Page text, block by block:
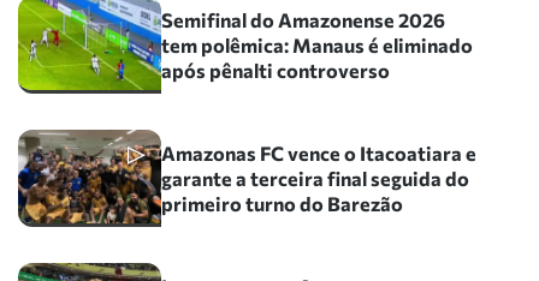
Semifinal do Amazonense 2026
tem polêmica: Manaus é eliminado
após pênalti controverso
Amazonas FC vence o Itacoatiara e
garante a terceira final seguida do
primeiro turno do Barezão